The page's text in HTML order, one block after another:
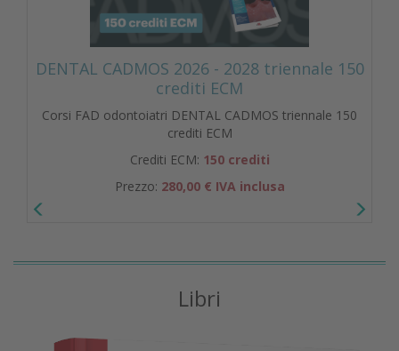
DENTAL CADMOS 2026 - 2028 triennale 150
crediti ECM
Corsi FAD odontoiatri DENTAL CADMOS triennale 150
crediti ECM
Crediti ECM: 150 crediti
Prezzo: 280,00 € IVA inclusa
Libri